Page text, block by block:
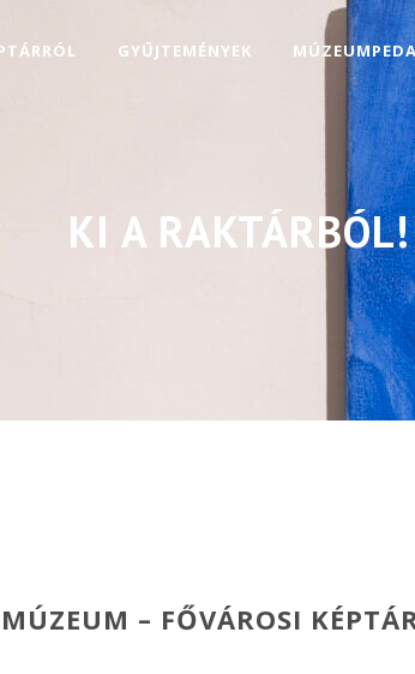
GYŰJTEMÉNYEK
KI A
– FŐVÁROSI